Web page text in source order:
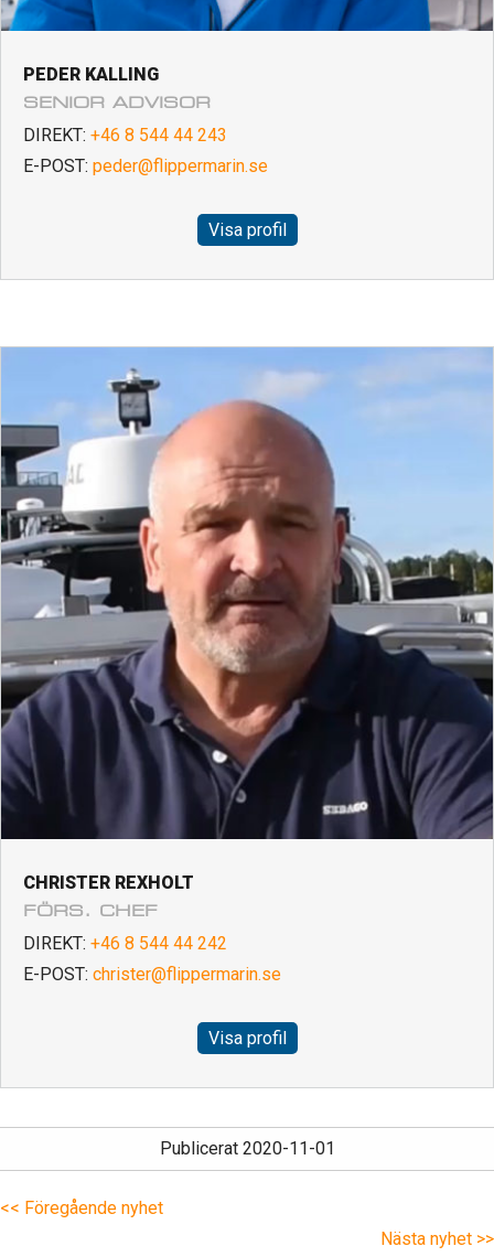
PEDER KALLING
SENIOR ADVISOR
DIREKT: +46 8 544 44 243
E-POST: peder@flippermarin.se
Visa profil
CHRISTER REXHOLT
FÖRS. CHEF
DIREKT: +46 8 544 44 242
E-POST: christer@flippermarin.se
Visa profil
Publicerat 2020-11-01
<< Föregående nyhet
Nästa nyhet >>